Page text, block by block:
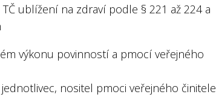
ublížení na zdraví podle § 221 až 224 a
výkonu povinností a pmocí veřejného
nositel pmoci veřejného činitele